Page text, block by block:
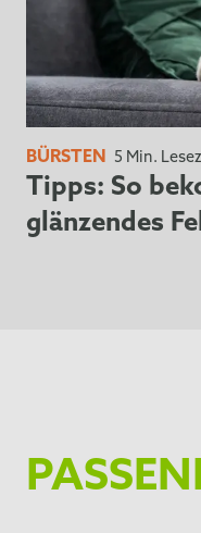
BÜRSTEN 5 Min.
Tipps: So
glänzendes